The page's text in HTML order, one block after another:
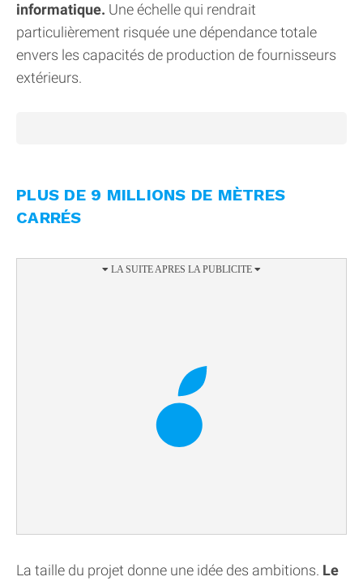
informatique. Une échelle qui rendrait
particulièrement risquée une dépendance totale
envers les capacités de production de fournisseurs
extérieurs.
PLUS DE 9 MILLIONS DE MÈTRES
CARRÉS
La taille du projet donne une idée des ambitions. Le